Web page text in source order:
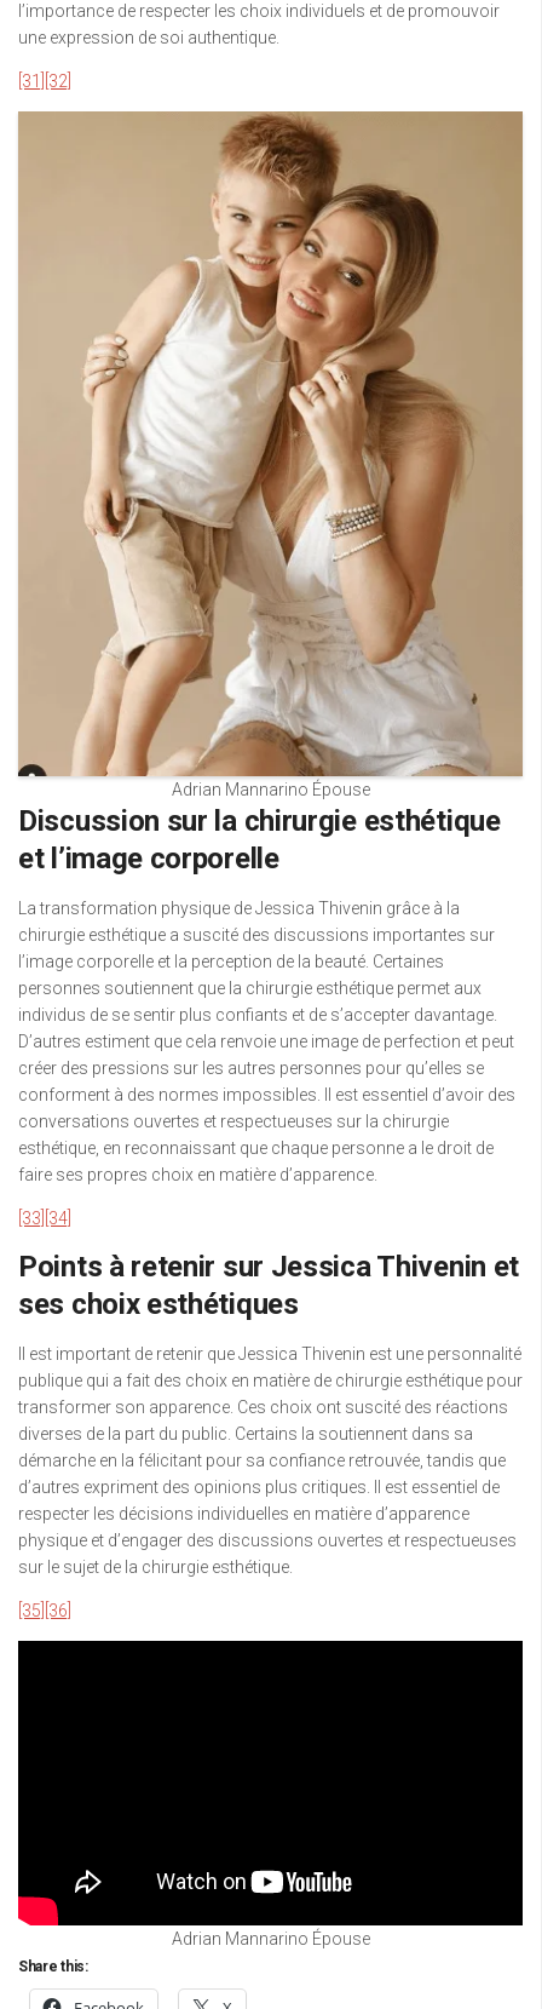
l’importance de respecter les choix individuels et de promouvoir
une expression de soi authentique.
[31] [32]
Adrian Mannarino Épouse
Discussion sur la chirurgie esthétique
et l’image corporelle
La transformation physique de Jessica Thivenin grâce à la
chirurgie esthétique a suscité des discussions importantes sur
l’image corporelle et la perception de la beauté. Certaines
personnes soutiennent que la chirurgie esthétique permet aux
individus de se sentir plus confiants et de s’accepter davantage.
D’autres estiment que cela renvoie une image de perfection et peut
créer des pressions sur les autres personnes pour qu’elles se
conforment à des normes impossibles. Il est essentiel d’avoir des
conversations ouvertes et respectueuses sur la chirurgie
esthétique, en reconnaissant que chaque personne a le droit de
faire ses propres choix en matière d’apparence.
[33] [34]
Points à retenir sur Jessica Thivenin et
ses choix esthétiques
Il est important de retenir que Jessica Thivenin est une personnalité
publique qui a fait des choix en matière de chirurgie esthétique pour
transformer son apparence. Ces choix ont suscité des réactions
diverses de la part du public. Certains la soutiennent dans sa
démarche en la félicitant pour sa confiance retrouvée, tandis que
d’autres expriment des opinions plus critiques. Il est essentiel de
respecter les décisions individuelles en matière d’apparence
physique et d’engager des discussions ouvertes et respectueuses
sur le sujet de la chirurgie esthétique.
[35] [36]
Adrian Mannarino Épouse
Share this: